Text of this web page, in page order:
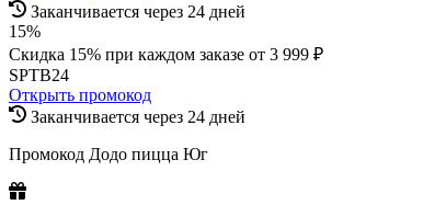
Заканчивается через 24 дней
15%
Скидка 15% при каждом заказе от 3 999 ₽
SPTB24
Открыть промокод
Заканчивается через 24 дней
Промокод Додо пицца Юг